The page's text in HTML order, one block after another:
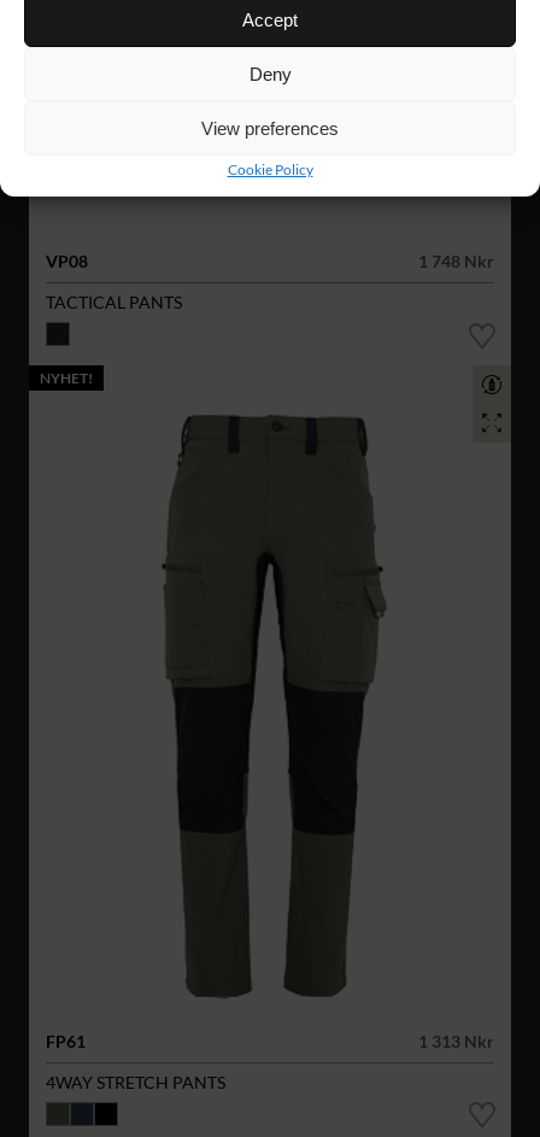
Accept
Deny
View preferences
Cookie Policy
VP08
1 748 Nkr
TACTICAL PANTS
NYHET!
FP61
1 313 Nkr
4WAY STRETCH PANTS